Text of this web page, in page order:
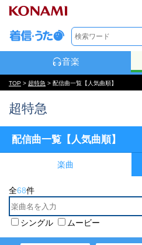
音楽
TOP > 超特急 > 配信曲一覧【人気曲順】
超特急
配信曲一覧【人気曲順】
楽曲
全68件
シングル ムービー